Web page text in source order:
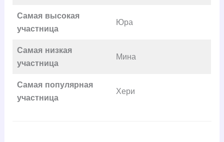
Самая высокая
участница
Юра
Самая низкая
участница
Мина
Самая популярная
участница
Хери